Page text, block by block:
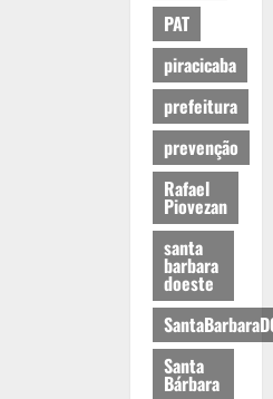
PAT
piracicaba
prefeitura
prevenção
Rafael
Piovezan
santa
barbara
doeste
Santa
Bárbara